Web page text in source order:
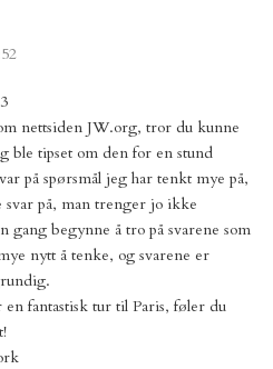
nettsiden JW.org, tror du kunne
ble tipset om den for en stund
på spørsmål jeg har tenkt mye på,
svar på, man trenger jo ikke
gang begynne å tro på svarene som
nytt å tenke, og svarene er
en fantastisk tur til Paris, føler du